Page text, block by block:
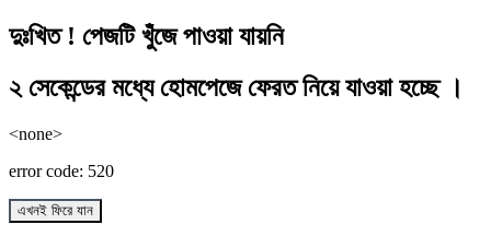
দুঃখিত ! পেজটি খুঁজে পাওয়া যায়নি
২ সেকেন্ডের মধ্যে হোমপেজে ফেরত নিয়ে যাওয়া হচ্ছে ।
<none>
error code: 520
এখনই ফিরে যান